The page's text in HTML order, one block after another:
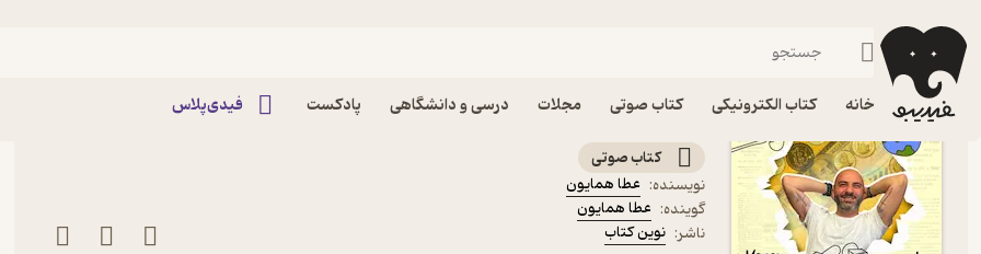
خانه کتاب الکترونیکی کتاب صوتی مجلات درسی و دانشگاهی پادکست فیدی‌پلاس
فیدیبو کتاب صوتی
کتاب صوتی تحلیل‌های همایونی اثر عطا همایون
کتاب صوتی
نویسنده: عطا همایون
گوینده: عطا همایون
ناشر: نوین کتاب